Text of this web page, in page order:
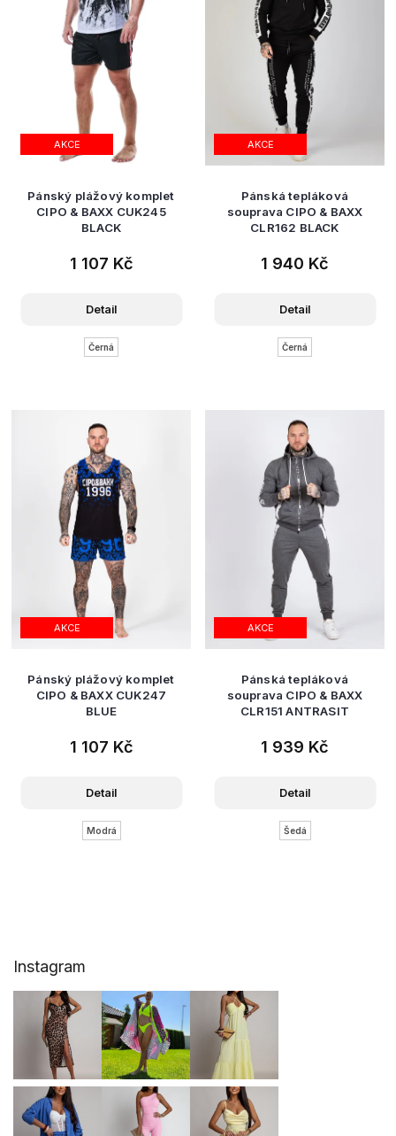
AKCE
Pánský plážový komplet
CIPO & BAXX CUK245
BLACK
1 107 Kč
Detail
Černá
AKCE
Pánská tepláková
souprava CIPO & BAXX
CLR162 BLACK
1 940 Kč
Detail
Černá
AKCE
Pánský plážový komplet
CIPO & BAXX CUK247
BLUE
1 107 Kč
Detail
Modrá
AKCE
Pánská tepláková
souprava CIPO & BAXX
CLR151 ANTRASIT
1 939 Kč
Detail
Šedá
Instagram